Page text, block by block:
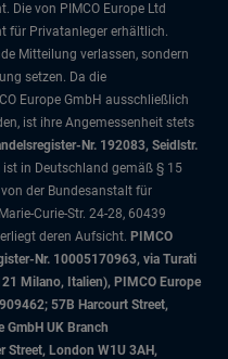
Die von PIMCO Europe Ltd
für Privatanleger erhältlich.
Mitteilung verlassen, sondern
setzen. Da die
Europe GmbH ausschließlich
ist ihre Angemessenheit stets
Nr. 192083, Seidlstr.
ist in Deutschland gemäß § 15
der Bundesanstalt für
Curie-Str. 24-28, 60439
deren Aufsicht. PIMCO
Nr. 10005170963, via Turati
Milano, Italien), PIMCO Europe
57B Harcourt Street,
GmbH UK Branch
Street, London W1U 3AH,